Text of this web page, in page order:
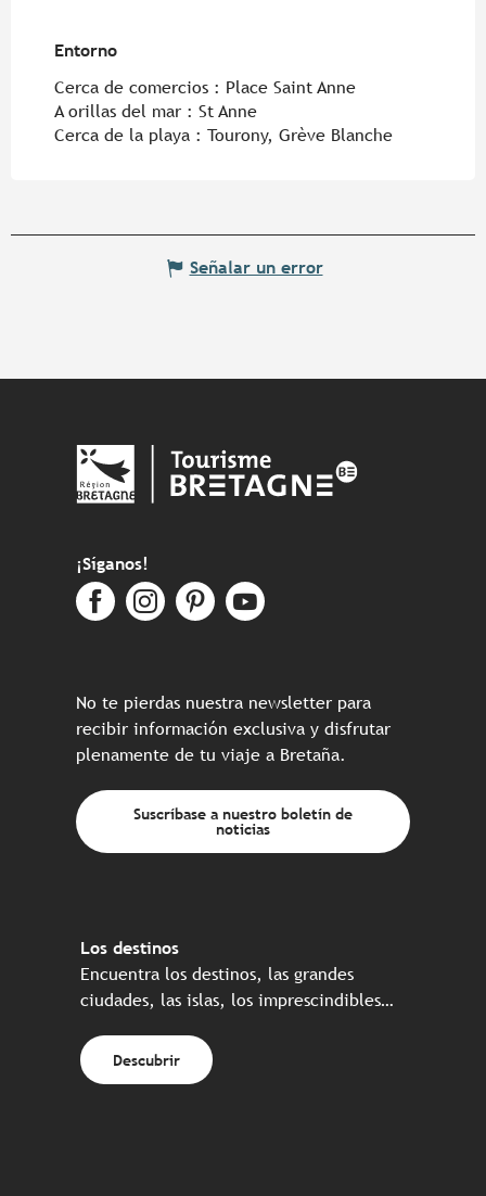
Entorno
Entorno
Cerca de comercios : Place Saint Anne
A orillas del mar : St Anne
Cerca de la playa : Tourony, Grève Blanche
Señalar un error
¡Síganos!
No te pierdas nuestra newsletter para
recibir información exclusiva y disfrutar
plenamente de tu viaje a Bretaña.
Suscríbase a nuestro boletín de
noticias
Los destinos
Encuentra los destinos, las grandes
ciudades, las islas, los imprescindibles…
Descubrir